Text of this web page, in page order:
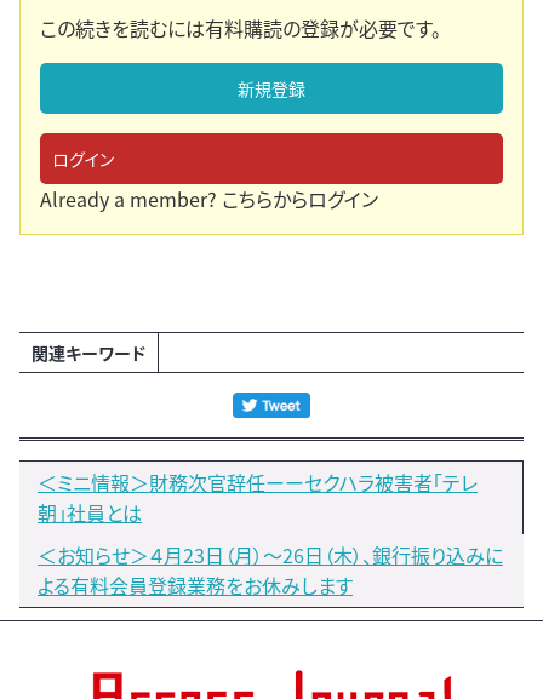
この続きを読むには有料購読の登録が必要です。
新規登録
ログイン
Already a member? こちらからログイン
関連キーワード
＜ミニ情報＞財務次官辞任ーーセクハラ被害者「テレ
朝」社員とは
＜お知らせ＞４月23日（月）～26日（木）、銀行振り込みに
よる有料会員登録業務をお休みします